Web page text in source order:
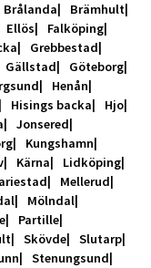
Brålanda
Brämhult
Ellös
Falköping
Grebbestad
Gällstad
Göteborg
Henån
Hisings backa
Hjo
Jonsered
Kungshamn
Kärna
Lidköping
Mellerud
Mölndal
Partille
Skövde
Slutarp
Stenungsund